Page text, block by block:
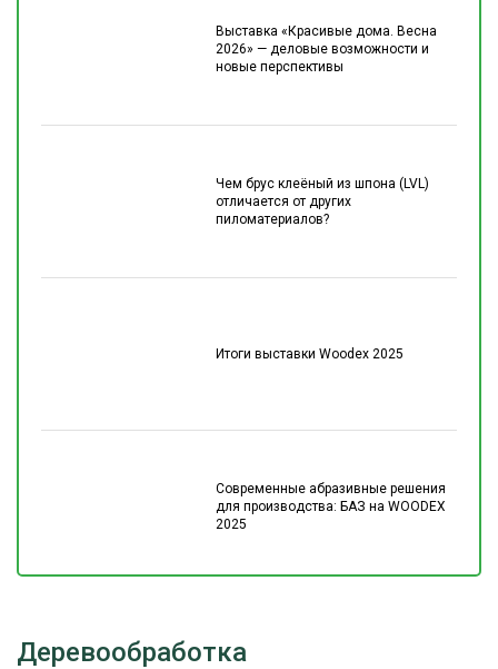
Выставка «Красивые дома. Весна
2026» — деловые возможности и
новые перспективы
Чем брус клеёный из шпона (LVL)
отличается от других
пиломатериалов?
Итоги выставки Woodex 2025
Современные абразивные решения
для производства: БАЗ на WOODEX
2025
Деревообработка